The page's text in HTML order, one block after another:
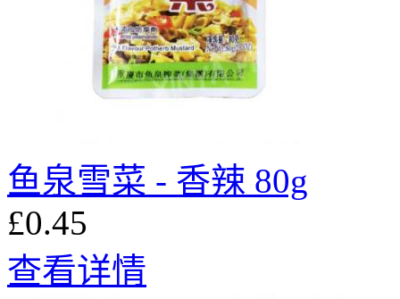
鱼泉雪菜 - 香辣 80g
£0.45
查看详情